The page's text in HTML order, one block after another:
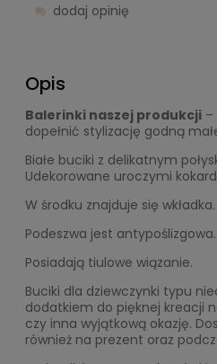
dodaj opinię
Opis
Balerinki naszej produkcji –
dopełnić stylizację godną
Białe buciki z delikatnym
Udekorowane uroczymi
W środku znajduje się wkładka.
Podeszwa jest antypoślizgowa.
Posiadają tiulowe wiązanie.
Buciki dla dziewczynki typu
dodatkiem do pięknej kreacji
czy inna wyjątkową okazję.
również na prezent oraz